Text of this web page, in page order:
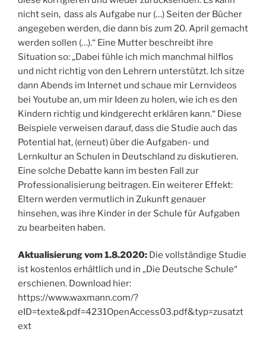
nicht sein, dass als Aufgabe nur (…) Seiten der Bücher
angegeben werden, die dann bis zum 20. April gemacht
werden sollen (…).“ Eine Mutter beschreibt ihre
Situation so: „Dabei fühle ich mich manchmal hilflos
und nicht richtig von den Lehrern unterstützt. Ich sitze
dann Abends im Internet und schaue mir Lernvideos
bei Youtube an, um mir Ideen zu holen, wie ich es den
Kindern richtig und kindgerecht erklären kann.“ Diese
Beispiele verweisen darauf, dass die Studie auch das
Potential hat, (erneut) über die Aufgaben- und
Lernkultur an Schulen in Deutschland zu diskutieren.
Eine solche Debatte kann im besten Fall zur
Professionalisierung beitragen. Ein weiterer Effekt:
Eltern werden vermutlich in Zukunft genauer
hinsehen, was ihre Kinder in der Schule für Aufgaben
zu bearbeiten haben.
Aktualisierung vom 1.8.2020: Die vollständige Studie
ist kostenlos erhältlich und in „Die Deutsche Schule“
erschienen. Download hier:
https://www.waxmann.com/?
eID=texte&pdf=4231OpenAccess03.pdf&typ=zusatzt
ext